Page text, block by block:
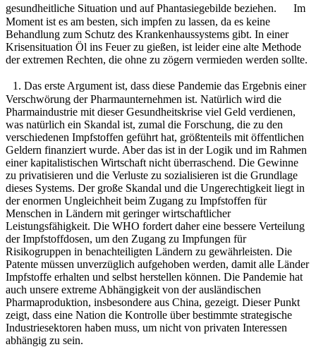
gesundheitliche Situation und auf Phantasiegebilde beziehen. Im
Moment ist es am besten, sich impfen zu lassen, da es keine
Behandlung zum Schutz des Krankenhaussystems gibt. In einer
Krisensituation Öl ins Feuer zu gießen, ist leider eine alte Methode
der extremen Rechten, die ohne zu zögern vermieden werden sollte.
1. Das erste Argument ist, dass diese Pandemie das Ergebnis einer
Verschwörung der Pharmaunternehmen ist. Natürlich wird die
Pharmaindustrie mit dieser Gesundheitskrise viel Geld verdienen,
was natürlich ein Skandal ist, zumal die Forschung, die zu den
verschiedenen Impfstoffen geführt hat, größtenteils mit öffentlichen
Geldern finanziert wurde. Aber das ist in der Logik und im Rahmen
einer kapitalistischen Wirtschaft nicht überraschend. Die Gewinne
zu privatisieren und die Verluste zu sozialisieren ist die Grundlage
dieses Systems. Der große Skandal und die Ungerechtigkeit liegt in
der enormen Ungleichheit beim Zugang zu Impfstoffen für
Menschen in Ländern mit geringer wirtschaftlicher
Leistungsfähigkeit. Die WHO fordert daher eine bessere Verteilung
der Impfstoffdosen, um den Zugang zu Impfungen für
Risikogruppen in benachteiligten Ländern zu gewährleisten. Die
Patente müssen unverzüglich aufgehoben werden, damit alle Länder
Impfstoffe erhalten und selbst herstellen können. Die Pandemie hat
auch unsere extreme Abhängigkeit von der ausländischen
Pharmaproduktion, insbesondere aus China, gezeigt. Dieser Punkt
zeigt, dass eine Nation die Kontrolle über bestimmte strategische
Industriesektoren haben muss, um nicht von privaten Interessen
abhängig zu sein.